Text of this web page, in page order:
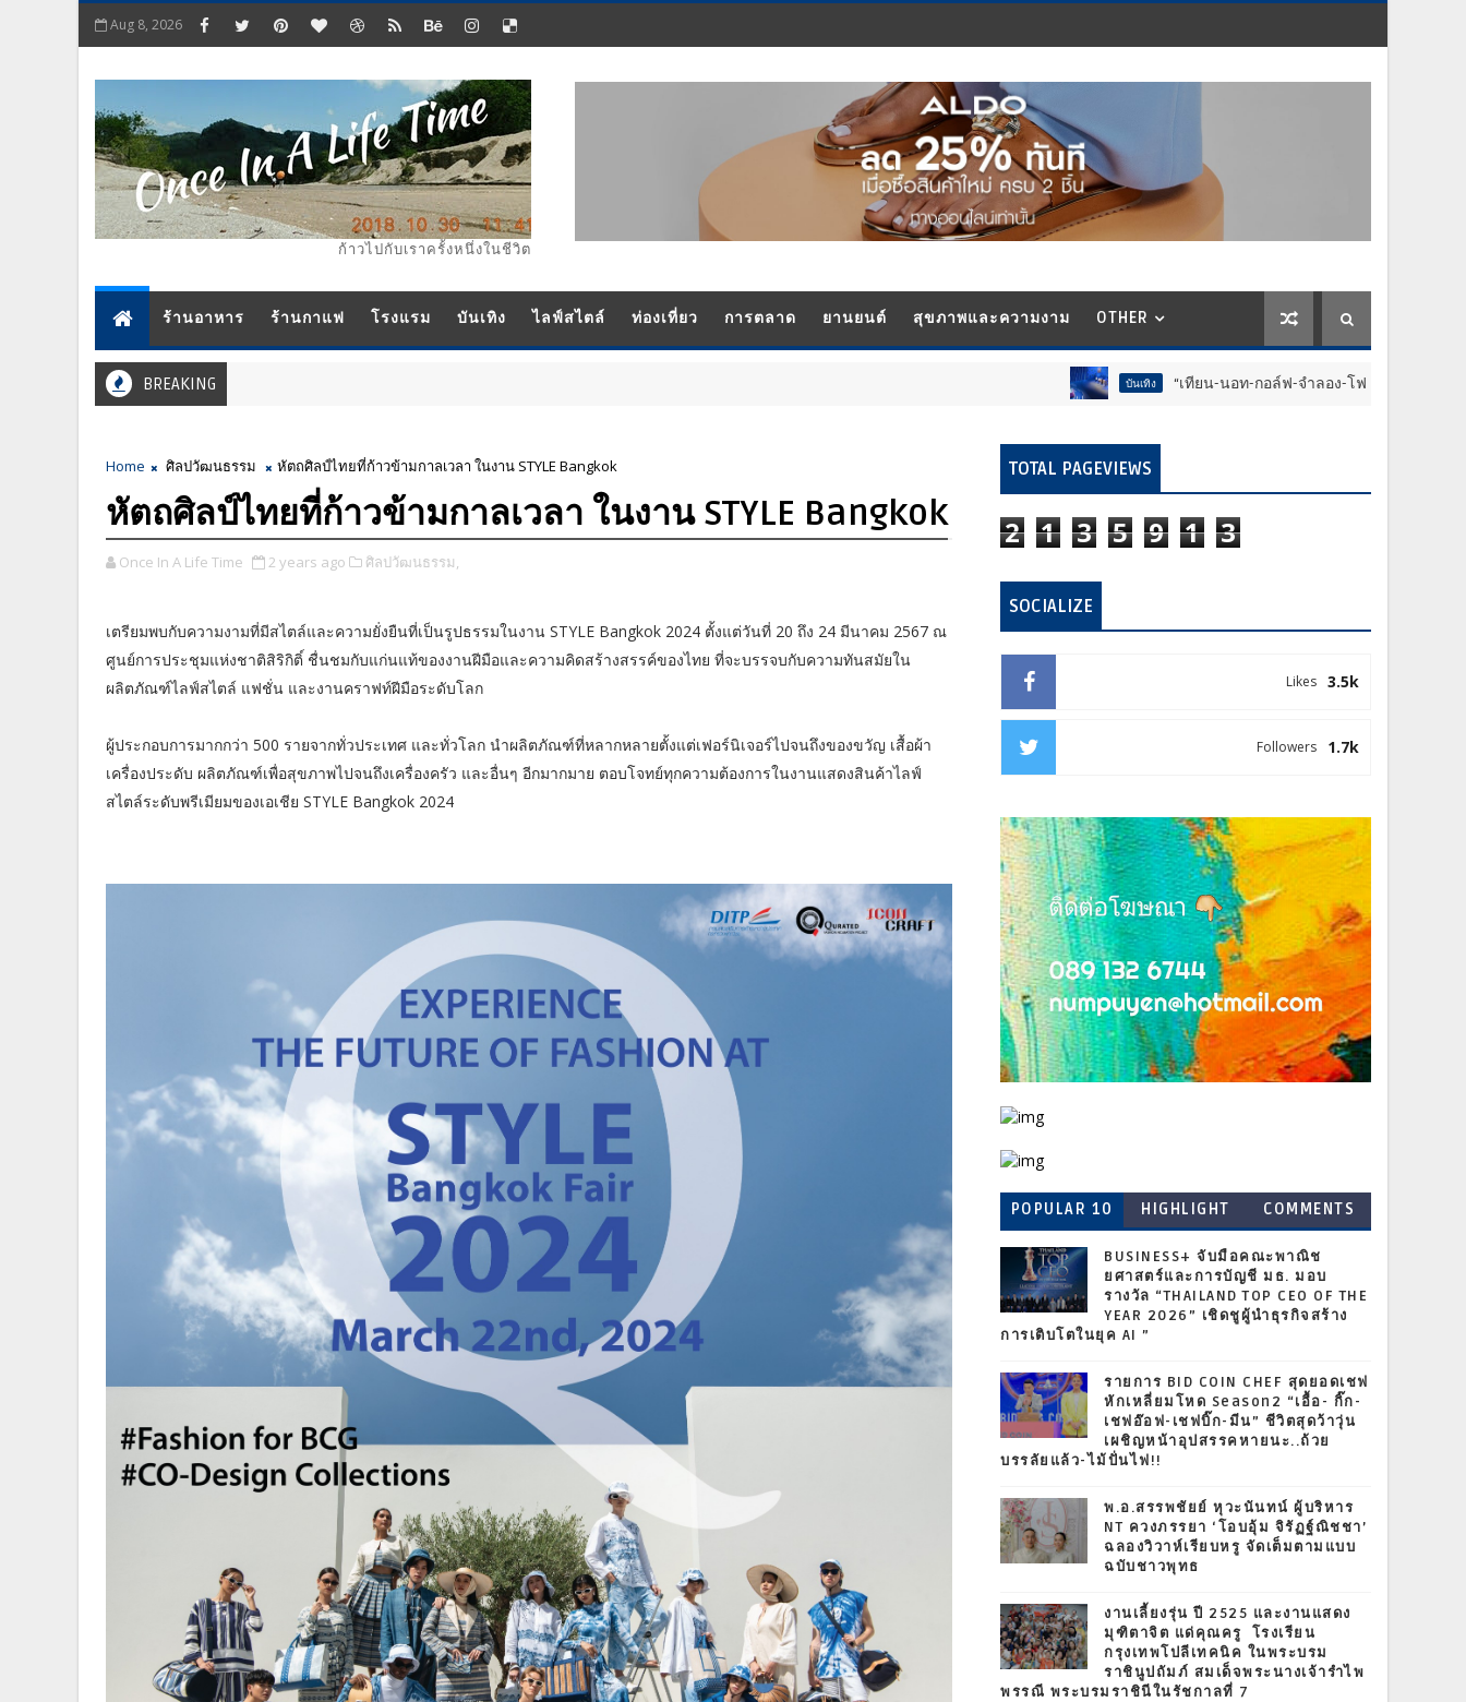
Aug 8, 2026
ก้าวไปกับเราครั้งหนึ่งในชีวิต
ร้านอาหาร ร้านกาแฟ โรงแรม บันเทิง ไลฟ์สไตล์ ท่องเที่ยว การตลาด ยานยนต์ สุขภาพและความงาม OTHER
BREAKING “เทียน-นอท-กอล์ฟ-จำลอง-โฟล์ค” ร้องจ๊าก!! อุปกรณ์ม่วน
Home ศิลปวัฒนธรรม หัตถศิลป์ไทยที่ก้าวข้ามกาลเวลา ในงาน STYLE Bangkok
หัตถศิลป์ไทยที่ก้าวข้ามกาลเวลา ในงาน STYLE Bangkok
Once In A Life Time 2 years ago ศิลปวัฒนธรรม,
เตรียมพบกับความงามที่มีสไตล์และความยั่งยืนที่เป็นรูปธรรมในงาน STYLE Bangkok 2024 ตั้งแต่วันที่ 20 ถึง 24 มีนาคม 2567 ณ
ศูนย์การประชุมแห่งชาติสิริกิติ์ ชื่นชมกับแก่นแท้ของงานฝีมือและความคิดสร้างสรรค์ของไทย ที่จะบรรจบกับความทันสมัยใน
ผลิตภัณฑ์ไลฟ์สไตล์ แฟชั่น และงานคราฟท์ฝีมือระดับโลก
ผู้ประกอบการมากกว่า 500 รายจากทั่วประเทศ และทั่วโลก นำผลิตภัณฑ์ที่หลากหลายตั้งแต่เฟอร์นิเจอร์ไปจนถึงของขวัญ เสื้อผ้า
เครื่องประดับ ผลิตภัณฑ์เพื่อสุขภาพไปจนถึงเครื่องครัว และอื่นๆ อีกมากมาย ตอบโจทย์ทุกความต้องการในงานแสดงสินค้าไลฟ์
สไตล์ระดับพรีเมียมของเอเชีย STYLE Bangkok 2024
TOTAL PAGEVIEWS
2 1 3 5 9 1 3
SOCIALIZE
3.5k
Likes
1.7k
Followers
POPULAR 10 HIGHLIGHT COMMENTS
BUSINESS+ จับมือคณะพาณิช
ยศาสตร์และการบัญชี มธ. มอบ
รางวัล “THAILAND TOP CEO OF THE
YEAR 2026” เชิดชูผู้นำธุรกิจสร้าง
การเติบโตในยุค AI ”
รายการ BID COIN CHEF สุดยอดเชฟ
หักเหลี่ยมโหด Season2 “เอื้อ- กิ๊ก-
เชฟอ๊อฟ-เชฟบิ๊ก-มีน” ชีวิตสุดว้าวุ่น
เผชิญหน้าอุปสรรคหายนะ..ถ้วย
บรรลัยแล้ว-ไม้ปั่นไฟ!!
พ.อ.สรรพชัยย์ หุวะนันทน์ ผู้บริหาร
NT ควงภรรยา ‘โอบอุ้ม จิรัฏฐ์ณิชชา’
ฉลองวิวาห์เรียบหรู จัดเต็มตามแบบ
ฉบับชาวพุทธ
งานเลี้ยงรุ่น ปี 2525 และงานแสดง
มุฑิตาจิต แด่คุณครู โรงเรียน
กรุงเทพโปลีเทคนิค ในพระบรม
ราชินูปถัมภ์ สมเด็จพระนางเจ้ารำไพ
พรรณี พระบรมราชินีในรัชกาลที่ 7